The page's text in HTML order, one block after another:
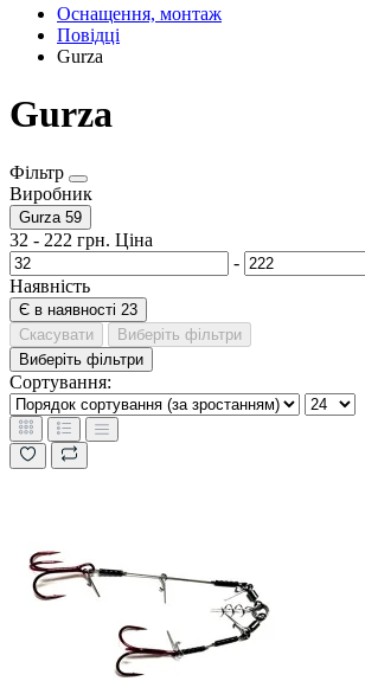
Оснащення, монтаж
Повідці
Gurza
Gurza
Фільтр
Виробник
Gurza 59
32 - 222 грн. Ціна
-
Наявність
Є в наявності 23
Скасувати
Виберіть фільтри
Виберіть фільтри
Сортування: